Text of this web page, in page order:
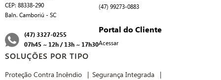
CEP: 88338-290
Baln. Camboriú - SC
(47) 3327-0255
07h45 ~ 12h / 13h ~ 17h30
(47) 99273-0883
Portal do Cliente
Acessar
SOLUÇÕES POR TIPO
Proteção Contra Incêndio Segurança Integrada